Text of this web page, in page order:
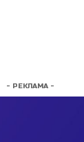
- РЕКЛАМА -